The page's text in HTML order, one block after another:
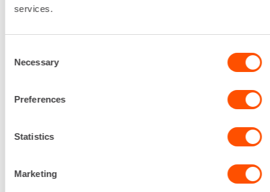
services.
Selection
Necessary
Preferences
Statistics
Marketing
TF50-EBC 340X520X65 (TF 50